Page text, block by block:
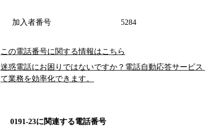
加入者番号 5284
この電話番号に関する情報はこちら
迷惑電話にお困りではないですか？電話自動応答サービ
て業務を効率化できます。
0191-23に関連する電話番号